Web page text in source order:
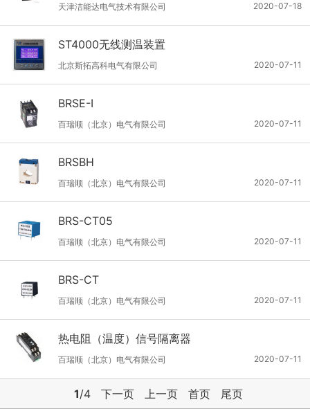
2020-07-18
天津洁能达电气技术有限公司
ST4000无线测温装置
2020-07-11
北京斯拓高科电气有限公司
BRSE-I
2020-07-11
百瑞顺（北京）电气有限公司
BRSBH
2020-07-11
百瑞顺（北京）电气有限公司
BRS-CT05
2020-07-11
百瑞顺（北京）电气有限公司
BRS-CT
2020-07-11
百瑞顺（北京）电气有限公司
热电阻（温度）信号隔离器
2020-07-11
百瑞顺（北京）电气有限公司
1/4 下一页 上一页 首页 尾页